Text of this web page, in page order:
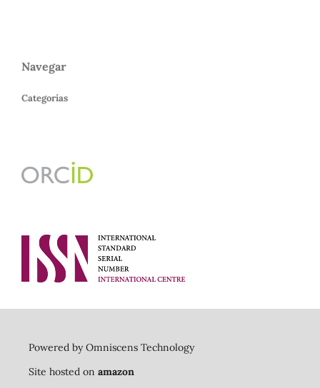
Navegar
Categorías
Powered by Omniscens Technology
Site hosted on amazon